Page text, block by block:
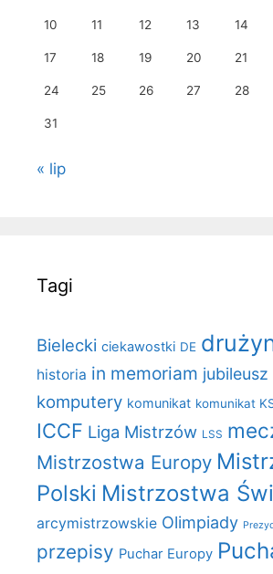
10 11 12 13 14
17 18 19 20 21
24 25 26 27 28
31
« lip
Tagi
Bielecki ciekawostki DE
historia in memoriam jubileusz
komputery komunikat komunikat
ICCF Liga Mistrzów LSS
Mistrzostwa Europy
Polski Mistrzostwa
arcymistrzowskie Olimpiady
przepisy Puchar Europy